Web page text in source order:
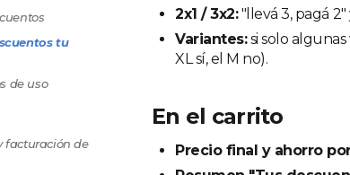
tu
de uso
facturación de
2x1 / 3x2:"llevá 3, pagá 2"
Variantes:si solo
XL sí, el M no).
En el carrito
Precio final y ahorro